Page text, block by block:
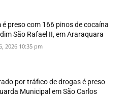
é preso com 166 pinos de cocaína
São Rafael II, em Araraquara
2026 10:35 pm
por tráfico de drogas é preso
Municipal em São Carlos